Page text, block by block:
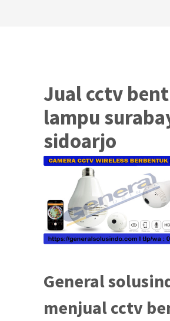
Jual cctv
lampu
sidoarjo
General
menjual cctv